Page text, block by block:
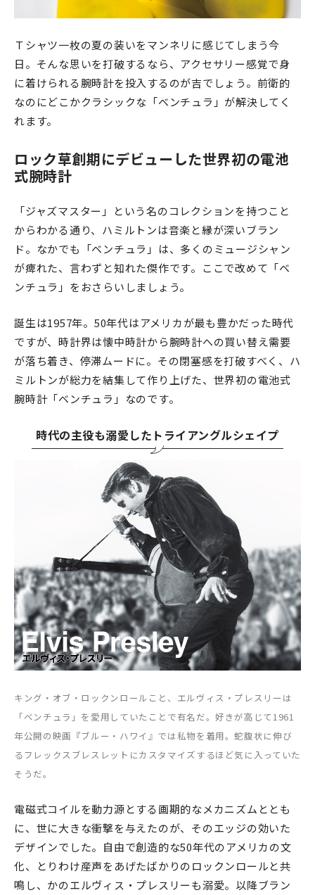
Ｔシャツ一枚の夏の装いをマンネリに感じてしまう今
日。そんな思いを打破するなら、アクセサリー感覚で身
に着けられる腕時計を投入するのが吉でしょう。前衛的
なのにどこかクラシックな「ベンチュラ」が解決してく
れます。
ロック草創期にデビューした世界初の電池
式腕時計
「ジャズマスター」という名のコレクションを持つこと
からわかる通り、ハミルトンは音楽と縁が深いブラン
ド。なかでも「ベンチュラ」は、多くのミュージシャン
が痺れた、言わずと知れた傑作です。ここで改めて「ベ
ンチュラ」をおさらいしましょう。
誕生は1957年。50年代はアメリカが最も豊かだった時代
ですが、時計界は懐中時計から腕時計への買い替え需要
が落ち着き、停滞ムードに。その閉塞感を打破すべく、ハ
ミルトンが総力を結集して作り上げた、世界初の電池式
腕時計「ベンチュラ」なのです。
時代の主役も溺愛したトライアングルシェイプ
キング・オブ・ロックンロールこと、エルヴィス・プレスリーは
「ベンチュラ」を愛用していたことで有名だ。好きが高じて1961
年公開の映画『ブルー・ハワイ』では私物を着用。蛇腹状に伸び
るフレックスブレスレットにカスタマイズするほど気に入っていた
そうだ。
電磁式コイルを動力源とする画期的なメカニズムととも
に、世に大きな衝撃を与えたのが、そのエッジの効いた
デザインでした。自由で創造的な50年代のアメリカの文
化、とりわけ産声をあげたばかりのロックンロールと共
鳴し、かのエルヴィス・プレスリーも溺愛。以降ブラン